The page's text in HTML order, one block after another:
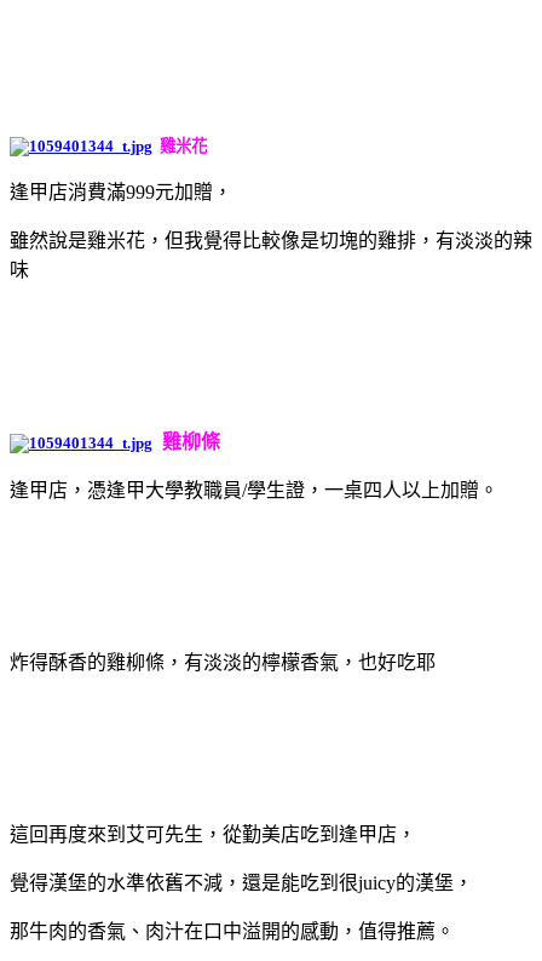
雞米花
逢甲店消費滿999元加贈，
雖然說是雞米花，但我覺得比較像是切塊的雞排，有淡淡的辣
味
雞柳條
逢甲店，憑逢甲大學教職員/學生證，一桌四人以上加贈。
炸得酥香的雞柳條，有淡淡的檸檬香氣，也好吃耶
這回再度來到艾可先生，從勤美店吃到逢甲店，
覺得漢堡的水準依舊不減，還是能吃到很juicy的漢堡，
那牛肉的香氣、肉汁在口中溢開的感動，值得推薦。